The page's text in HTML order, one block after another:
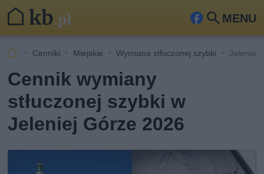
MENU
Fa
ook
Szu
kaj
Cenniki Miejskie Wymiana stłuczonej szybki Jelenia
Cennik wymiany
stłuczonej szybki w
Jeleniej Górze 2026